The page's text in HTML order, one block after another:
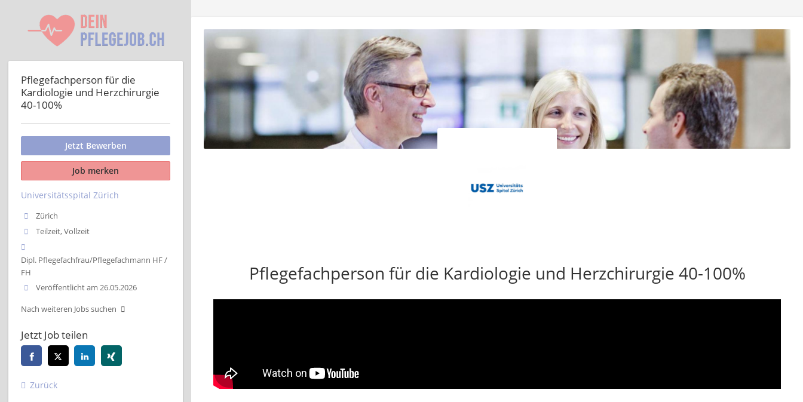
Pflegefachperson für die Kardiologie und Herzchirurgie 40-100%
Pflegefachperson für die
Kardiologie und Herzchirurgie
40-100%
Jetzt Bewerben
Job merken
Universitätsspital Zürich
Zürich
Teilzeit, Vollzeit
Dipl. Pflegefachfrau/Pflegefachmann HF /
FH
Veröffentlicht am 26.05.2026
Nach weiteren Jobs suchen
Jetzt Job teilen
Zurück